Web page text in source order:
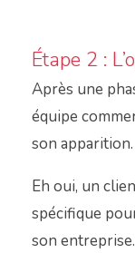
Étape 2 :
Après une
équipe
son apparition.
Eh oui, un
spécifique
son